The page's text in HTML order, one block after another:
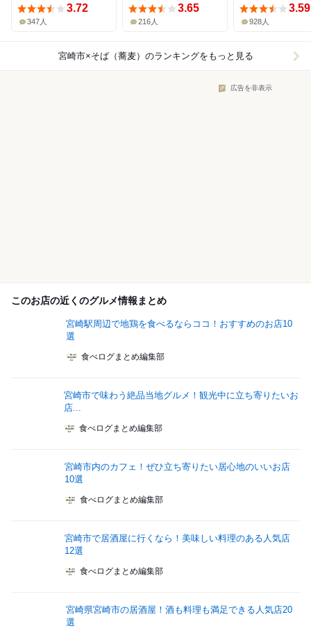
3.72
347人
3.65
216人
3.59
928人
宮崎市×そば（蕎麦） のランキングをもっと見る
広告を非表示
このお店の近くのグルメ情報まとめ
宮崎駅周辺で地鶏を食べるならココ！おすすめのお店10
選
食べログまとめ編集部
宮崎市で味わう絶品当地グルメ！観光中に立ち寄りたいお
店...
食べログまとめ編集部
宮崎市内のカフェ！ぜひ立ち寄りたい居心地のいいお店
10選
食べログまとめ編集部
宮崎市で居酒屋に行くなら！美味しい料理のある人気店
12選
食べログまとめ編集部
宮崎県宮崎市の居酒屋！酒も料理も満足できる人気店20
選